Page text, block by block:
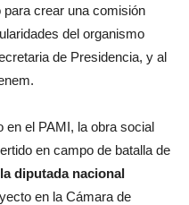
para crear una comisión
del organismo
de Presidencia, y al
en el PAMI, la obra social
en campo de batalla de
la diputada nacional
en la Cámara de